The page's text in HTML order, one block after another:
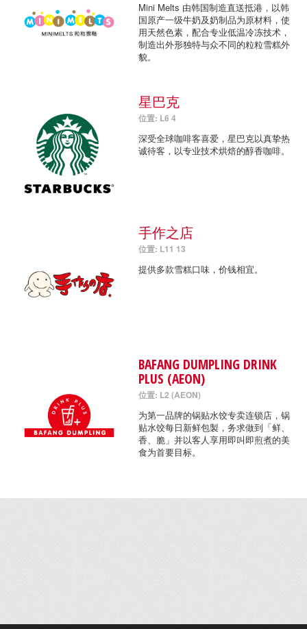
Mini Melts 由韩国制造直送抵港，以韩
国原产一级牛奶及奶制品为原材料，使
用天然色素，配合专业低温冷冻技术，
制造出外形独特与众不同的粒粒雪糕外
貌。
星巴克
位置: L6 4
深受全球咖啡客喜爱，星巴克以真挚热
诚待客，以专业技术烘焙的醇香咖啡。
手作之店
位置: L11 13
提供多款雪糕口味，价钱相宜。
BAFANG DUMPLING DRINK
PLUS (AEON)
位置: L2 (AEON)
为第一品牌的锅贴水饺专卖连锁店，锅
贴水饺每日新鲜包製，务求做到「鲜、
香、脆」并以客人享用即叫即煎煮的美
食为首要目标。